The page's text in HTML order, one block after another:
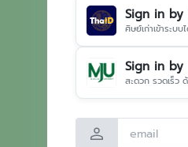
Sign in by
ศิษย์เก่าเข้าระบบ
Sign in by
สะดวก รวดเร็ว
person